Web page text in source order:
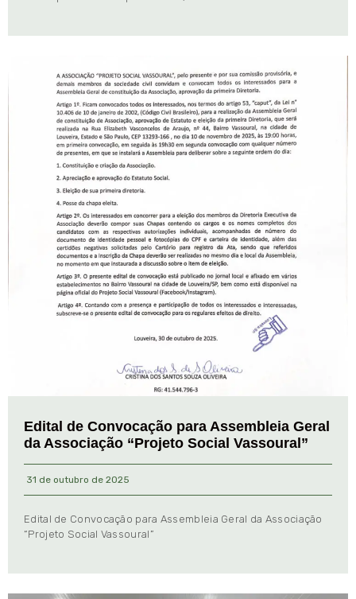
Edital de Convocação para Assembleia Geral
da Associação “Projeto Social Vassoural”
31 de outubro de 2025
Edital de Convocação para Assembleia Geral da Associação
“Projeto Social Vassoural”